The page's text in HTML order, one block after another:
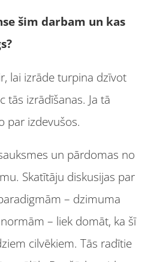
šim darbam un kas
lai izrāde turpina dzīvot
tās izrādīšanas. Ja tā
par izdevušos.
un pārdomas no
Skatītāju diskusijas par
– dzimuma
– liek domāt, ka šī
cilvēkiem. Tās radītie